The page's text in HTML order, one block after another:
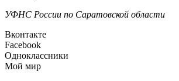
УФНС России по Саратовской области
Вконтакте
Facebook
Одноклассники
Мой мир